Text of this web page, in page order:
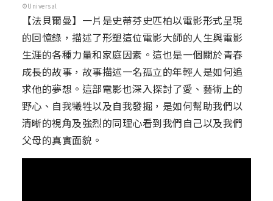
©Universal
【法貝爾曼】一片是史蒂芬史匹柏以電影形式呈現
的回憶錄，描述了形塑這位電影大師的人生與電影
生涯的各種力量和家庭因素。這也是一個關於青春
成長的故事，故事描述一名孤立的年輕人是如何追
求他的夢想。這部電影也深入探討了愛、藝術上的
野心、自我犧牲以及自我發掘，是如何幫助我們以
清晰的視角及強烈的同理心看到我們自己以及我們
父母的真實面貌。